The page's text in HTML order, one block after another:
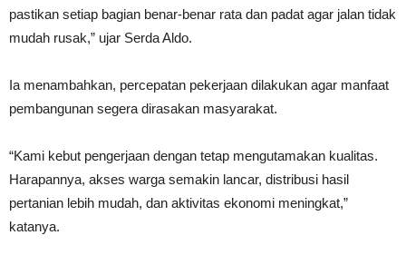
pastikan setiap bagian benar-benar rata dan padat agar jalan tidak
mudah rusak,” ujar Serda Aldo.
Ia menambahkan, percepatan pekerjaan dilakukan agar manfaat
pembangunan segera dirasakan masyarakat.
“Kami kebut pengerjaan dengan tetap mengutamakan kualitas.
Harapannya, akses warga semakin lancar, distribusi hasil
pertanian lebih mudah, dan aktivitas ekonomi meningkat,”
katanya.